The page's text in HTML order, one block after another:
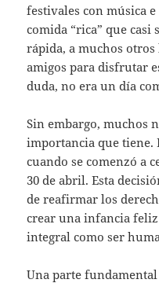
festivales con música
comida “rica” que casi
rápida, a muchos
amigos para disfrutar
duda, no era un día
Sin embargo, muchos
importancia que tiene.
cuando se comenzó a
30 de abril. Esta
de reafirmar los
crear una infancia
integral como ser
Una parte